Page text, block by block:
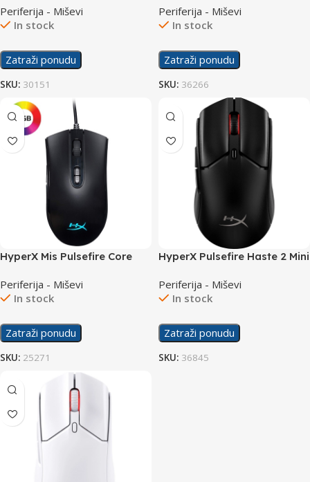
Periferija - Miševi
In stock
Zatraži ponudu
SKU: 30151
Periferija - Miševi
In stock
Zatraži ponudu
SKU: 36266
HyperX Mis Pulsefire Core
Periferija - Miševi
In stock
Zatraži ponudu
SKU: 25271
HyperX Pulsefire Haste 2 Mini
Black 7D388AA
Periferija - Miševi
In stock
Zatraži ponudu
SKU: 36845